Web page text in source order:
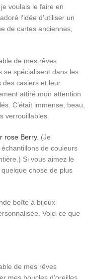
voulais le faire en
l’idée d’utiliser un
de cartes anciennes,
de mes rêves
se spécialisent dans les
des casiers et leur
attiré mon attention
C’était immense, beau,
verrouillables.
rose Berry. (Je
de couleurs
Si vous aimez le
chose de plus
boîte à bijoux
Voici ce que
de mes rêves